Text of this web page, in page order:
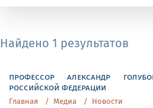
Найдено 1 результатов
профессор александр
российской федерации
Главная Медиа
Новости